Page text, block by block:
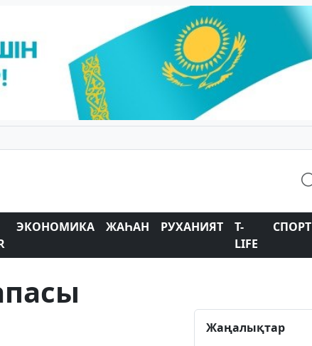
ЭКОНОМИКА ЖАҺАН РУХАНИЯТ
T-
LIFE
СПОРТ
Жаңалықтар